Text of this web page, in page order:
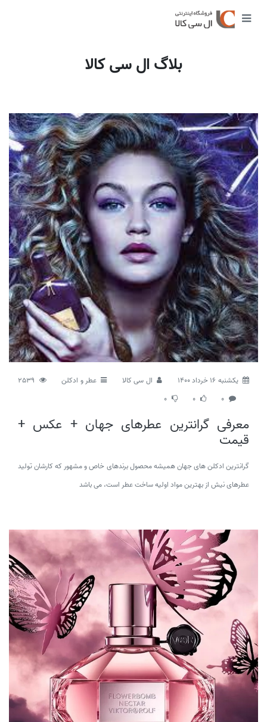
بلاگ ال سی کالا
يكشنبه 16 خرداد 1400 ال سی کالا عطر و ادکلن
2539
0
0
0
معرفی گرانترین عطرهای جهان + عکس +
قیمت
گرانترین ادکلن های جهان همیشه محصول برندهای خاص و مشهور که کارشان تولید
عطرهای نیش از بهترین مواد اولیه ساخت عطر است، می باشد